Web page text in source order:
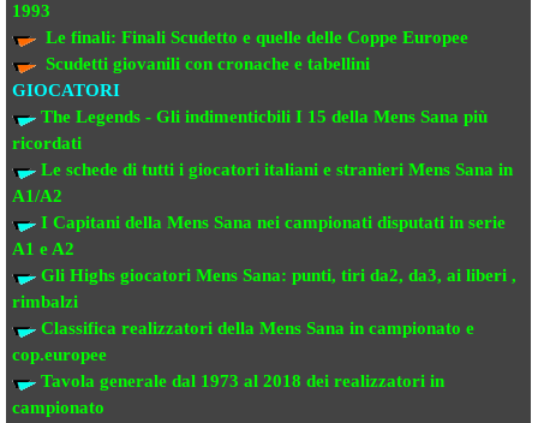
1993
Le finali: Finali Scudetto e quelle delle Coppe Europee
Scudetti giovanili con cronache e tabellini
GIOCATORI
The Legends - Gli indimenticbili I 15 della Mens Sana più
ricordati
Le schede di tutti i giocatori italiani e stranieri Mens Sana in
A1/A2
I Capitani della Mens Sana nei campionati disputati in serie
A1 e A2
Gli Highs giocatori Mens Sana: punti, tiri da2, da3, ai liberi ,
rimbalzi
Classifica realizzatori della Mens Sana in campionato e
cop.europee
Tavola generale dal 1973 al 2018 dei realizzatori in
campionato